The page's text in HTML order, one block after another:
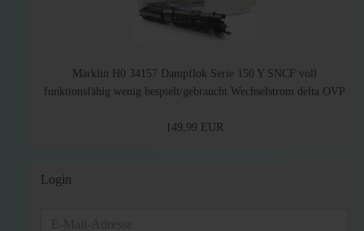
Märklin H0 34157 Dampflok Serie 150 Y SNCF voll
funktionsfähig wenig bespielt/gebraucht Wechselstrom delta OVP
149,99 EUR
Login